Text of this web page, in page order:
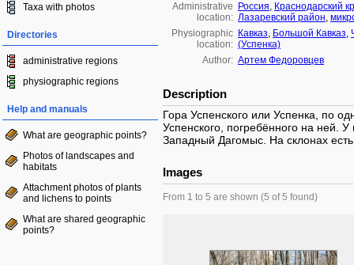
Taxa with photos
Directories
administrative regions
physiographic regions
Help and manuals
What are geographic points?
Photos of landscapes and
habitats
Attachment photos of plants
and lichens to points
What are shared geographic
points?
Administrative
location:
Россия, Краснодарский
Лазаревский район,
Physiographic
location:
Кавказ, Большой Кавказ,
(Успенка)
Author: Артем Федоровцев
Description
Гора Успенского или Успенка, по
Успенского, погребённого на ней.
Западный Дагомыс. На склонах
Images
From 1 to 5 are shown (5 of 5 found)